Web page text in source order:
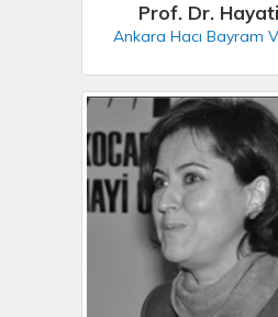
Prof. Dr.
Ankara Hacı Bayram